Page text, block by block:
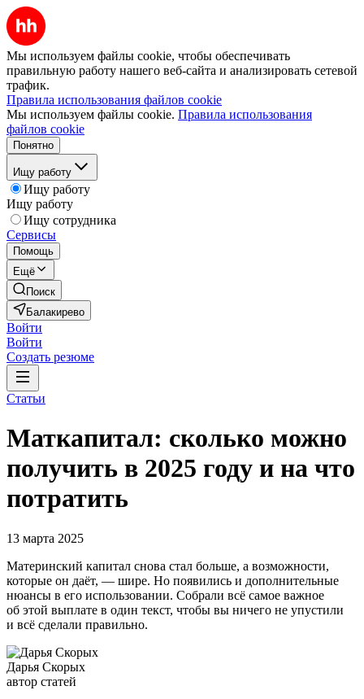
Мы используем файлы cookie, чтобы обеспечивать
правильную работу нашего веб-сайта и анализировать сетевой
трафик.
Правила использования файлов cookie
Мы используем файлы cookie. Правила использования
файлов cookie
Понятно
Ищу работу
Ищу работу
Ищу работу
Ищу сотрудника
Сервисы
Помощь
Ещё
Поиск
Балакирево
Войти
Войти
Создать резюме
Статьи
Маткапитал: сколько можно
получить в 2025 году и на что
потратить
13 марта 2025
Материнский капитал снова стал больше, а возможности,
которые он даёт, — шире. Но появились и дополнительные
нюансы в его использовании. Собрали всё самое важное
об этой выплате в один текст, чтобы вы ничего не упустили
и всё сделали правильно.
Дарья Скорых
автор статей